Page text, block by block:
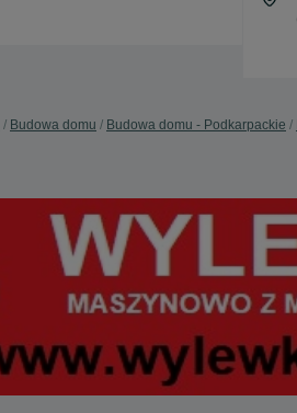
Budowa domu Budowa domu - Podkarpackie